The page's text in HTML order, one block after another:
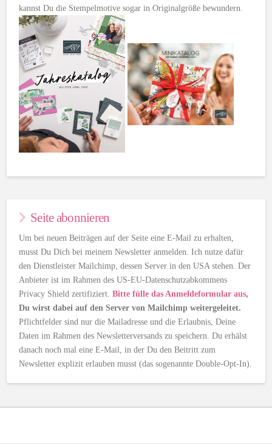
kannst Du die Stempelmotive sogar in Originalgröße bewundern.
Seite abonnieren
Um bei neuen Beiträgen auf der Seite eine E-Mail zu erhalten,
musst Du Dich bei meinem Newsletter anmelden. Ich nutze dafür
den Dienstleister Mailchimp, dessen Server in den USA stehen. Der
Anbieter ist im Rahmen des US-EU-Datenschutzabkommens
Privacy Shield zertifiziert.Bitte fülle das Anmeldeformular aus,
Du wirst dabei auf den Server von Mailchimp weitergeleitet.
Pflichtfelder sind nur die Mailadresse und die Erlaubnis, Deine
Daten im Rahmen des Newsletterversands zu speichern. Du erhälst
danach noch mal eine E-Mail, in der Du den Beitritt zum
Newsletter explizit erlauben musst (das sogenannte Double-Opt-In).